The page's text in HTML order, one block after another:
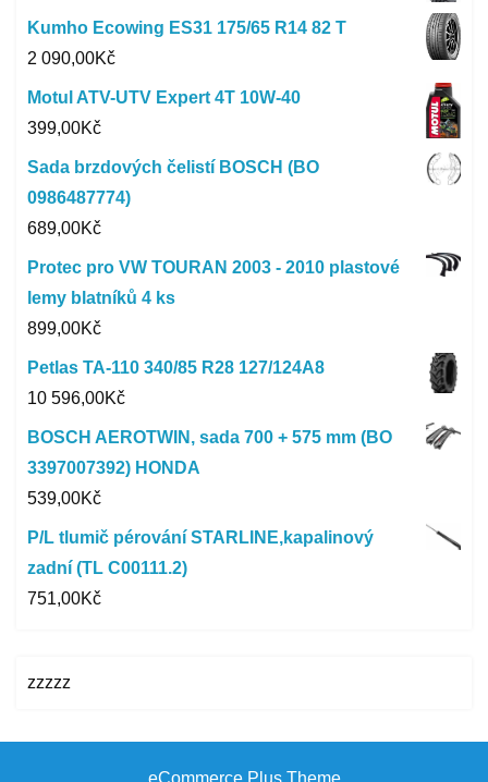
Kumho Ecowing ES31 175/65 R14 82 T
2 090,00Kč
Motul ATV-UTV Expert 4T 10W-40
399,00Kč
Sada brzdových čelistí BOSCH (BO
0986487774)
689,00Kč
Protec pro VW TOURAN 2003 - 2010 plastové
lemy blatníků 4 ks
899,00Kč
Petlas TA-110 340/85 R28 127/124A8
10 596,00Kč
BOSCH AEROTWIN, sada 700 + 575 mm (BO
3397007392) HONDA
539,00Kč
P/L tlumič pérování STARLINE,kapalinový
zadní (TL C00111.2)
751,00Kč
zzzzz